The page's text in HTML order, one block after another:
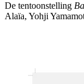
De tentoonstelling
Alaïa, Yohji